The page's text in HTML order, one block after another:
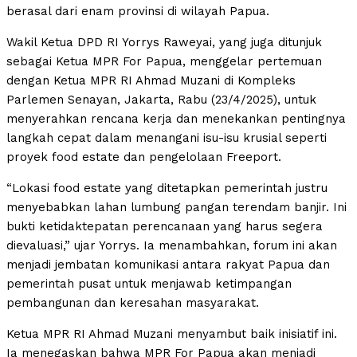
berasal dari enam provinsi di wilayah Papua.
Wakil Ketua DPD RI Yorrys Raweyai, yang juga ditunjuk
sebagai Ketua MPR For Papua, menggelar pertemuan
dengan Ketua MPR RI Ahmad Muzani di Kompleks
Parlemen Senayan, Jakarta, Rabu (23/4/2025), untuk
menyerahkan rencana kerja dan menekankan pentingnya
langkah cepat dalam menangani isu-isu krusial seperti
proyek food estate dan pengelolaan Freeport.
“Lokasi food estate yang ditetapkan pemerintah justru
menyebabkan lahan lumbung pangan terendam banjir. Ini
bukti ketidaktepatan perencanaan yang harus segera
dievaluasi,” ujar Yorrys. Ia menambahkan, forum ini akan
menjadi jembatan komunikasi antara rakyat Papua dan
pemerintah pusat untuk menjawab ketimpangan
pembangunan dan keresahan masyarakat.
Ketua MPR RI Ahmad Muzani menyambut baik inisiatif ini.
Ia menegaskan bahwa MPR For Papua akan menjadi